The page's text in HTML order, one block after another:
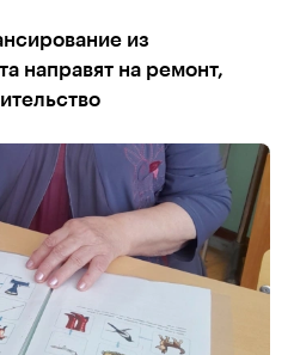
из
направят на ремонт,